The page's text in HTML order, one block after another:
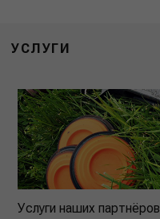
УСЛУГИ
Услуги наших партнёров